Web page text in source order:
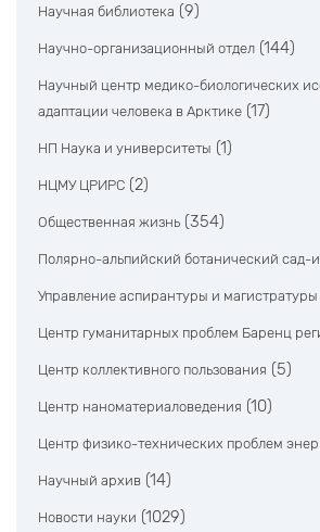
Научная библиотека (9)
Научно-организационный отдел (144)
Научный центр медико-биологических
адаптации человека в Арктике (17)
НП Наука и университеты (1)
НЦМУ ЦРИРС (2)
Общественная жизнь (354)
Полярно-альпийский ботанический сад-
Управление аспирантуры и магистратуры
Центр гуманитарных проблем Баренц
Центр коллективного пользования (5)
Центр наноматериаловедения (10)
Центр физико-технических проблем
Научный архив (14)
Новости науки (1029)